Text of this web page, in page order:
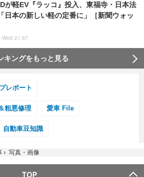
が軽EV『ラッコ』投入、東福寺・日本法
日本の新しい軽の定番に」［新聞ウォッ
21:57
キングをもっと見る
レポート
粗悪修理 愛車 File
自動車豆知識
› 写真・画像
TOP